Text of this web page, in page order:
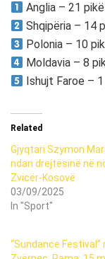
Anglia – 21 pikë
Shqipëria – 14
Polonia – 10
Moldavia – 8
Ishujt Faroe –
Related
Gjyqtari Szymon
ndan drejtësinë në
Zvicër-Kosovë
03/09/2025
In "Sport"
“Sundance Festival”